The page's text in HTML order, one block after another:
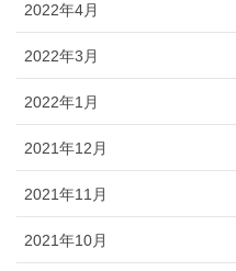
2022年4月
2022年3月
2022年1月
2021年12月
2021年11月
2021年10月